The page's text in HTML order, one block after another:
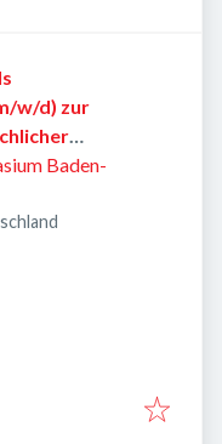
w/d) zur
Baden-